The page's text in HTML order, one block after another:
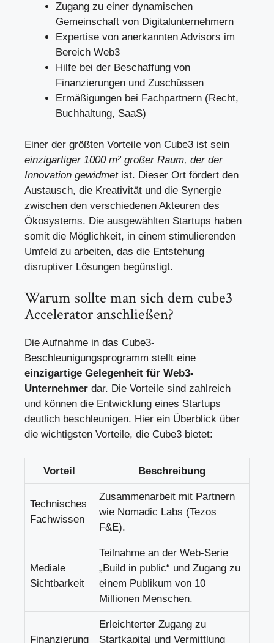
Zugang zu einer dynamischen
Gemeinschaft von Digitalunternehmern
Expertise von anerkannten Advisors im
Bereich Web3
Hilfe bei der Beschaffung von
Finanzierungen und Zuschüssen
Ermäßigungen bei Fachpartnern (Recht,
Buchhaltung, SaaS)
Einer der größten Vorteile von Cube3 ist sein
einzigartiger 1000 m² großer Raum, der der
Innovation gewidmetist. Dieser Ort fördert den
Austausch, die Kreativität und die Synergie
zwischen den verschiedenen Akteuren des
Ökosystems. Die ausgewählten Startups haben
somit die Möglichkeit, in einem stimulierenden
Umfeld zu arbeiten, das die Entstehung
disruptiver Lösungen begünstigt.
Warum sollte man sich dem cube3
Accelerator anschließen?
Die Aufnahme in das Cube3-
Beschleunigungsprogramm stellt eine
einzigartige Gelegenheit für Web3-
Unternehmer dar. Die Vorteile sind zahlreich
und können die Entwicklung eines Startups
deutlich beschleunigen. Hier ein Überblick über
die wichtigsten Vorteile, die Cube3 bietet:
Vorteil Beschreibung
Technisches
Fachwissen
Zusammenarbeit mit Partnern
wie Nomadic Labs (Tezos
F&E).
Mediale
Sichtbarkeit
Teilnahme an der Web-Serie
„Build in public“ und Zugang zu
einem Publikum von 10
Millionen Menschen.
Finanzierung
Erleichterter Zugang zu
Startkapital und Vermittlung